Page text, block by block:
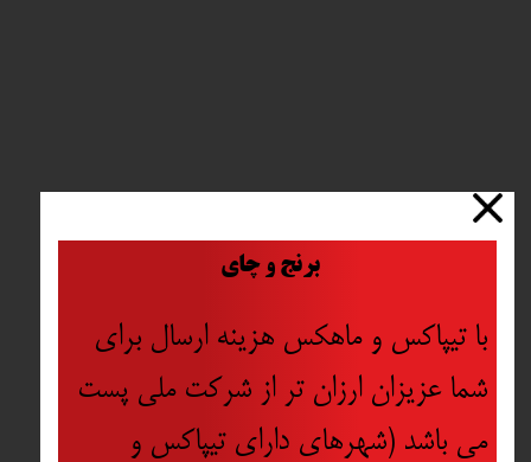
برنج و چای
با تیپاکس و ماهکس هزینه ارسال برای
شما عزیزان ارزان تر از شرکت ملی پست
می باشد (شهرهای دارای تیپاکس و